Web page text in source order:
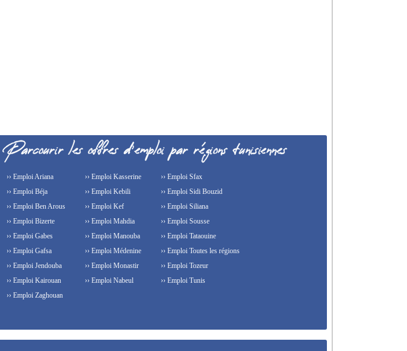
›› Emploi Ariana
›› Emploi Béja
›› Emploi Ben Arous
›› Emploi Bizerte
›› Emploi Gabes
›› Emploi Gafsa
›› Emploi Jendouba
›› Emploi Kairouan
›› Emploi Kasserine
›› Emploi Kebili
›› Emploi Kef
›› Emploi Mahdia
›› Emploi Manouba
›› Emploi Médenine
›› Emploi Monastir
›› Emploi Nabeul
›› Emploi Sfax
›› Emploi Sidi Bouzid
›› Emploi Siliana
›› Emploi Sousse
›› Emploi Tataouine
›› Emploi Toutes les régions
›› Emploi Tozeur
›› Emploi Tunis
›› Emploi Zaghouan